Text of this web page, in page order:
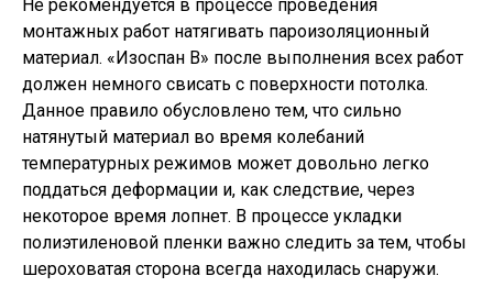
Не рекомендуется в процессе проведения
монтажных работ натягивать пароизоляционный
материал. «Изоспан В» после выполнения всех работ
должен немного свисать с поверхности потолка.
Данное правило обусловлено тем, что сильно
натянутый материал во время колебаний
температурных режимов может довольно легко
поддаться деформации и, как следствие, через
некоторое время лопнет. В процессе укладки
полиэтиленовой пленки важно следить за тем, чтобы
шероховатая сторона всегда находилась снаружи.